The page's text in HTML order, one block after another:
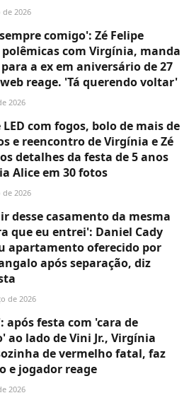
de 2026
comigo': Zé Felipe
com Virgínia, manda
a ex em aniversário de 27
reage. 'Tá querendo voltar'
2026
LED com fogos, bolo de mais de
e reencontro de Virgínia e Zé
detalhes da festa de 5 anos
Alice em 30 fotos
de 2026
desse casamento da mesma
que eu entrei': Daniel Cady
apartamento oferecido por
após separação, diz
de 2026
após festa com 'cara de
ao lado de Vini Jr., Virgínia
de vermelho fatal, faz
e jogador reage
2026